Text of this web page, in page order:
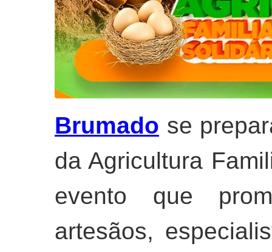
Brumado se
da Agricultura
evento que
artesãos,